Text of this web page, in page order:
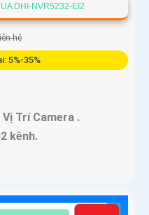
DHI-NVR5232-EI2
hệ
5%-35%
Vị Trí Camera .
kênh.